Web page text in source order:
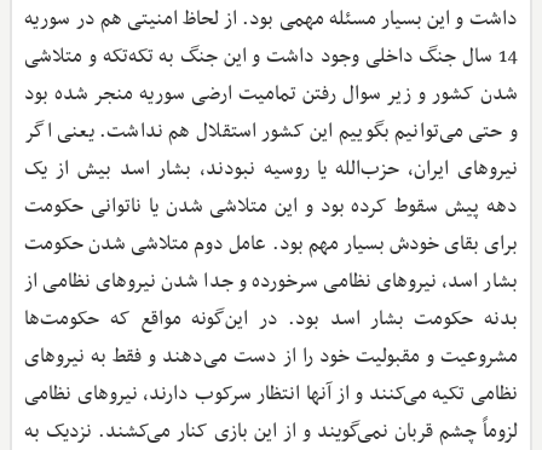
داشت و این بسیار مسئله مهمی بود. از لحاظ امنیتی هم در سوریه
14 سال جنگ داخلی وجود داشت و این جنگ به تکه‌تکه و متلاشی
شدن کشور و زیر سوال رفتن تمامیت ارضی سوریه منجر شده بود
و حتی می‌توانیم بگوییم این کشور استقلال هم نداشت. یعنی اگر
نیروهای ایران، حزب‌الله یا روسیه نبودند، بشار اسد بیش از یک
دهه پیش سقوط کرده بود و این متلاشی شدن یا ناتوانی حکومت
برای بقای خودش بسیار مهم بود. عامل دوم متلاشی شدن حکومت
بشار اسد، نیروهای نظامی سرخورده و جدا شدن نیروهای نظامی از
بدنه حکومت بشار اسد بود. در این‌گونه مواقع که حکومت‌ها
مشروعیت و مقبولیت خود را از دست می‌دهند و فقط به نیروهای
نظامی تکیه می‌کنند و از آنها انتظار سرکوب دارند، نیروهای نظامی
لزوماً چشم قربان نمی‌گویند و از این بازی کنار می‌کشند. نزدیک به